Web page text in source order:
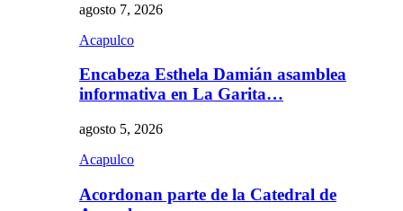
agosto 7, 2026
Acapulco
Encabeza Esthela Damián asamblea
informativa en La Garita…
agosto 5, 2026
Acapulco
Acordonan parte de la Catedral de